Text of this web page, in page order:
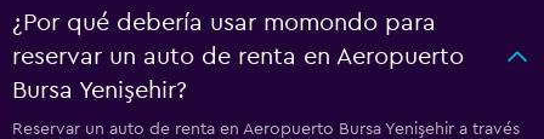
¿Por qué debería usar momondo para
reservar un auto de renta en Aeropuerto
Bursa Yenişehir?
Reservar un auto de renta en Aeropuerto Bursa Yenişehir a través